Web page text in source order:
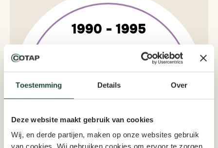
Toestemming Details Over
Deze website maakt gebruik van cookies
Wij, en derde partijen, maken op onze websites gebruik
van cookies. Wij gebruiken cookies om ervoor te zorgen